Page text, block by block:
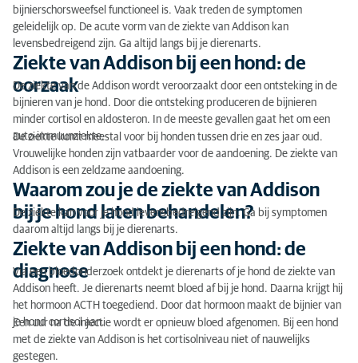
bijnierschorsweefsel functioneel is. Vaak treden de symptomen
geleidelijk op. De acute vorm van de ziekte van Addison kan
levensbedreigend zijn. Ga altijd langs bij je dierenarts.
Ziekte van Addison bij een hond: de
oorzaak
De ziekte van de Addison wordt veroorzaakt door een ontsteking in de
bijnieren van je hond. Door die ontsteking produceren de bijnieren
minder cortisol en aldosteron. In de meeste gevallen gaat het om een
auto-immuunziekte.
De ziekte komt meestal voor bij honden tussen drie en zes jaar oud.
Vrouwelijke honden zijn vatbaarder voor de aandoening. De ziekte van
Addison is een zeldzame aandoening.
Waarom zou je de ziekte van Addison
bij je hond laten behandelen?
De ziekte kan voor je hond levensbedreigend zijn. Ga bij symptomen
daarom altijd langs bij je dierenarts.
Ziekte van Addison bij een hond: de
diagnose
Via een bloedonderzoek ontdekt je dierenarts of je hond de ziekte van
Addison heeft. Je dierenarts neemt bloed af bij je hond. Daarna krijgt hij
het hormoon ACTH toegediend. Door dat hormoon maakt de bijnier van
je hond cortisol aan.
Een uur na de injectie wordt er opnieuw bloed afgenomen. Bij een hond
met de ziekte van Addison is het cortisolniveau niet of nauwelijks
gestegen.